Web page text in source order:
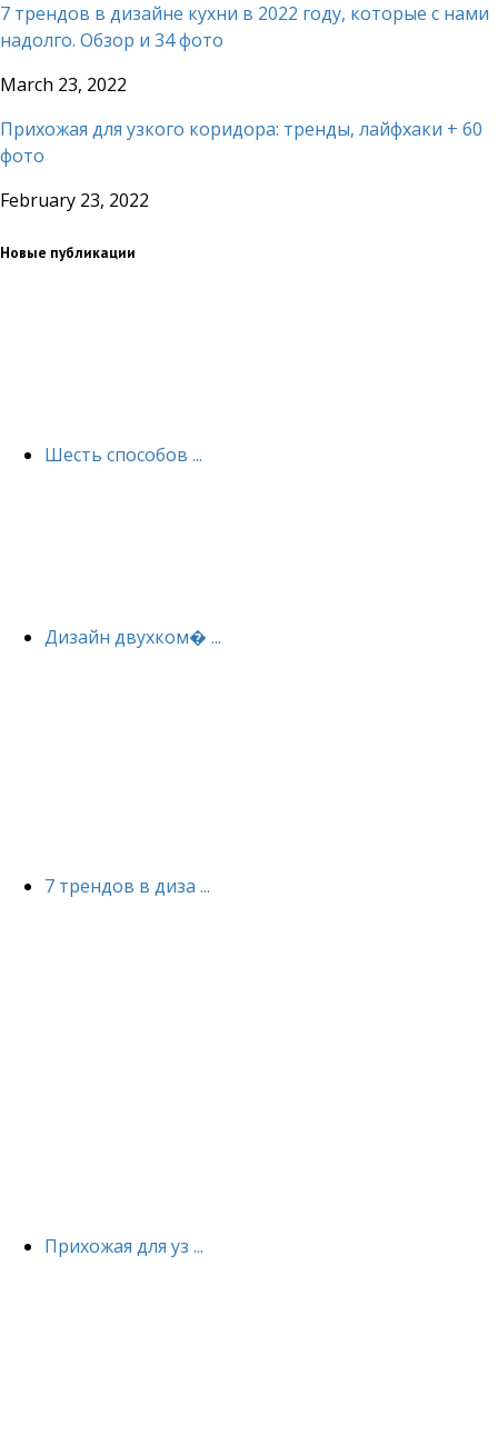
7 трендов в дизайне кухни в 2022 году, которые с нами
надолго. Обзор и 34 фото
March 23, 2022
Прихожая для узкого коридора: тренды, лайфхаки + 60
фото
February 23, 2022
Новые публикации
Шесть способов ...
Дизайн двухком� ...
7 трендов в диза ...
Прихожая для уз ...